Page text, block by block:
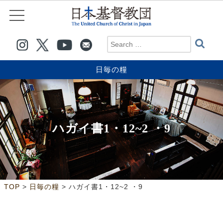
日毎の糧
ハガイ書1・12~2 ・9
TOP > 日毎の糧 > ハガイ書1・12~2 ・9